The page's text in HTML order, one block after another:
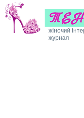
жіночий
журнал